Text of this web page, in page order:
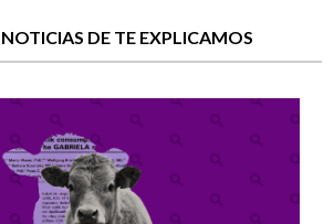
DE TE EXPLICAMOS